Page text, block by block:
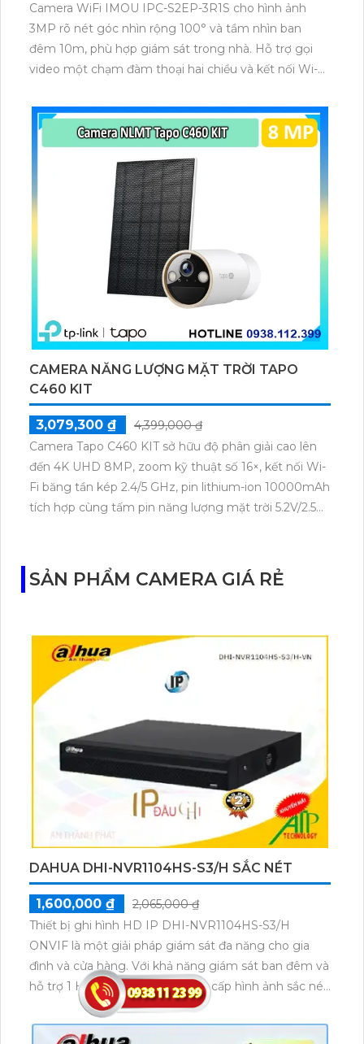
Camera WiFi IMOU IPC-S2EP-3R1S cho hình ảnh
3MP rõ nét góc nhìn rộng 100° và tầm nhìn ban
đêm 10m, phù hợp giám sát trong nhà. Hỗ trợ gọi
video một chạm đàm thoại hai chiều và kết nối Wi-Fi
microSD tối đa 256GB hoặc lưu đám mây dễ lắp đặt
cho gia đình và văn phòng nhỏ.
CAMERA NĂNG LƯỢNG MẶT TRỜI TAPO
C460 KIT
3,079,300 ₫
4,399,000 ₫
Camera Tapo C460 KIT sở hữu độ phân giải cao lên
đến 4K UHD 8MP, zoom kỹ thuật số 16×, kết nối Wi-
Fi băng tần kép 2.4/5 GHz, pin lithium-ion 10000mAh
tích hợp cùng tấm pin năng lượng mặt trời 5.2V/2.5W.
SẢN PHẨM CAMERA GIÁ RẺ
DAHUA DHI-NVR1104HS-S3/H SẮC NÉT
1,600,000 ₫
2,065,000 ₫
Thiết bị ghi hình HD IP DHI-NVR1104HS-S3/H
ONVIF là một giải pháp giám sát đa năng cho gia
đình và cửa hàng. Với khả năng giám sát ban đêm và
hỗ trợ 1 HDD, đầu ghi này cung cấp hình ảnh sắc nét
với công nghệ IP, cho phép xử lý hình sáng đẹp.
Ngoài ra, nó còn tích hợp khả năng thu hình chất